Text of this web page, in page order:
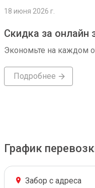
18 июня 2026 г.
Скидка за онлайн
Экономьте на каждом
Подробнее
График
Забор с адреса